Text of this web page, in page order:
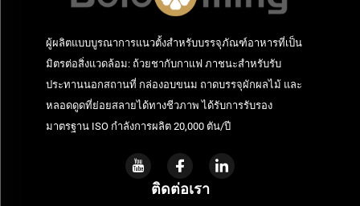
ผู้ผลิตแบบบูรณาการแนวตั้งสำหรับบรรจุภัณฑ์อาหารที่เป็น
มิตรต่อสิ่งแวดล้อม: ถ้วยชากับกาแฟ ภาชนะสำหรับรับ
ประทานนอกสถานที่ กล่องอบขนม ถาดบรรจุผักผลไม้ และ
หลอดดูดที่ย่อยสลายได้ทางชีวภาพ ได้รับการรับรอง
มาตรฐาน ISO กำลังการผลิต 20,000 ตัน/ปี
ติดต่อเรา